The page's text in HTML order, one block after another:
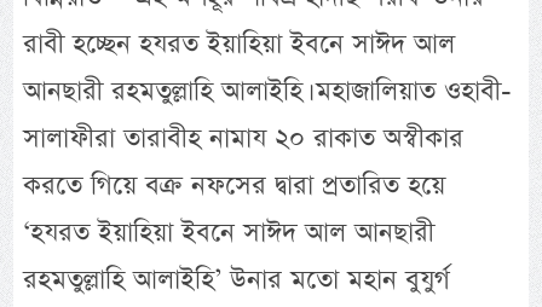
রাবী হচ্ছেন হযরত ইয়াহিয়া ইবনে সাঈদ আল
আনছারী রহমতুল্লাহি আলাইহি। মহাজালিয়াত ওহাবী-
সালাফীরা তারাবীহ নামায ২০ রাকাত অস্বীকার
করতে গিয়ে বক্র নফসের দ্বারা প্রতারিত হয়ে
‘হযরত ইয়াহিয়া ইবনে সাঈদ আল আনছারী
রহমতুল্লাহি আলাইহি’ উনার মতো মহান বুযুর্গ